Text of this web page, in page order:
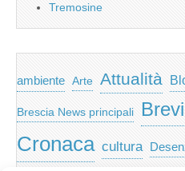
Tremosine
ambiente Arte Attualità
Brescia News principali Brevi
Cronaca cultura